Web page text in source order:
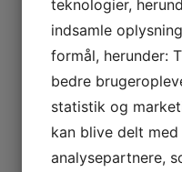
februar 2023
januar 2023
december 2022
oktober 2022
september 2022
teknologier,
indsamle
formål, herunder:
bedre
statistik og
kan blive delt
analysepartnere,